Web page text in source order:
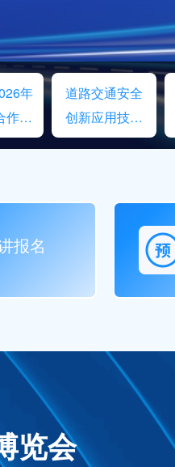
年
作大
道路交通安全
创新应用技术
交流
报名
览会